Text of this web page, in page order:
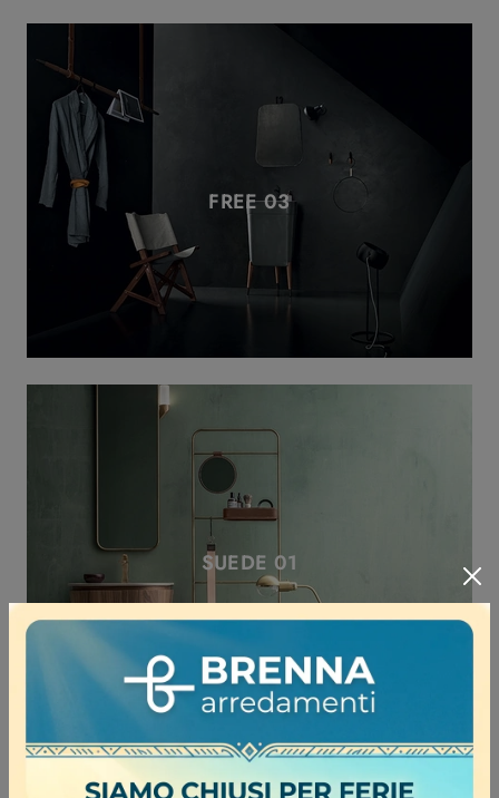
FREE 03
SUEDE 01